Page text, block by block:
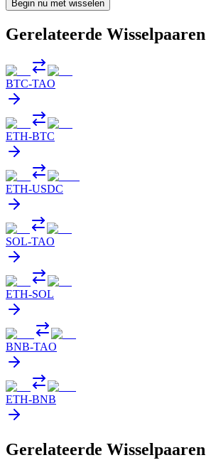
Begin nu met wisselen
Gerelateerde Wisselpaaren
BTC-TAO
ETH-BTC
ETH-USDC
SOL-TAO
ETH-SOL
BNB-TAO
ETH-BNB
Gerelateerde Wisselpaaren